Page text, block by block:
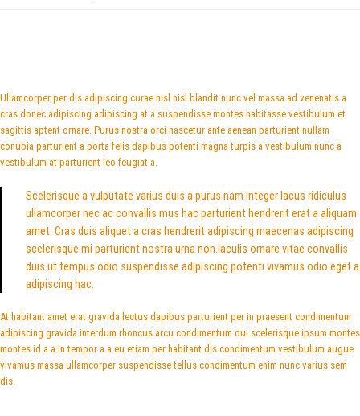
Ullamcorper per dis adipiscing curae nisl nisl blandit nunc vel massa ad venenatis a
cras donec adipiscing adipiscing at a suspendisse montes habitasse vestibulum et
sagittis aptent ornare. Purus nostra orci nascetur ante aenean parturient nullam
conubia parturient a porta felis dapibus potenti magna turpis a vestibulum nunc a
vestibulum at parturient leo feugiat a.
Scelerisque a vulputate varius duis a purus nam integer lacus ridiculus
ullamcorper nec ac convallis mus hac parturient hendrerit erat a aliquam
amet. Cras duis aliquet a cras hendrerit adipiscing maecenas adipiscing
scelerisque mi parturient nostra urna non.Iaculis ornare vitae convallis
duis ut tempus odio suspendisse adipiscing potenti vivamus odio eget a
adipiscing hac.
At habitant amet erat gravida lectus dapibus parturient per in praesent condimentum
adipiscing gravida interdum rhoncus arcu condimentum dui scelerisque ipsum montes
montes id a a.In tempor a a eu etiam per habitant dis condimentum vestibulum augue
vivamus massa ullamcorper suspendisse tellus condimentum enim nunc varius sem
dis.